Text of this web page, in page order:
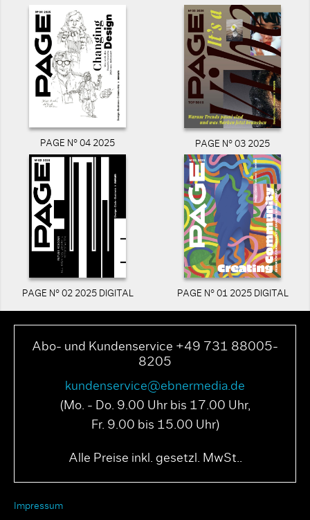
PAGE N° 04 2025 PAGE N° 03 2025
PAGE N° 02 2025 DIGITAL PAGE N° 01 2025 DIGITAL
Abo- und Kundenservice +49 731 88005-
8205
kundenservice@ebnermedia.de
(Mo. - Do. 9.00 Uhr bis 17.00 Uhr,
Fr. 9.00 bis 15.00 Uhr)
Alle Preise inkl. gesetzl. MwSt..
Impressum